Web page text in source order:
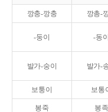
깡충-깡충 깡총-
-둥이 -동이
발가-숭이 발가-
보퉁이 보통
봉죽 봉족